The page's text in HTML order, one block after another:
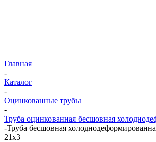
Главная
-
Каталог
-
Оцинкованные трубы
-
Труба оцинкованная бесшовная
-Труба бесшовная
21х3